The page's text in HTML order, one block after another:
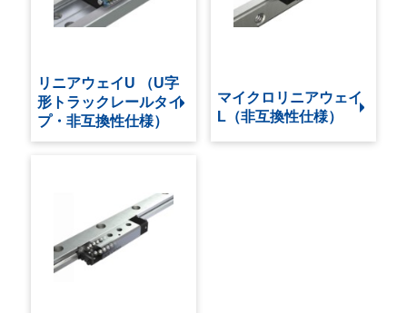
リニアウェイU （U字
形トラックレールタイ
プ・非互換性仕様）
マイクロリニアウェイ
L（非互換性仕様）